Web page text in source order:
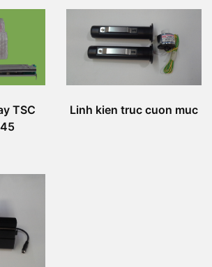
TSC
Linh kien truc cuon muc